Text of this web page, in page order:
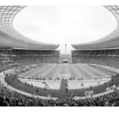
Olympiastadion, Berlin
2011